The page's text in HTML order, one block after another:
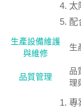
太
配
生產設備維護
與維修
生
品質管理
品
理
專